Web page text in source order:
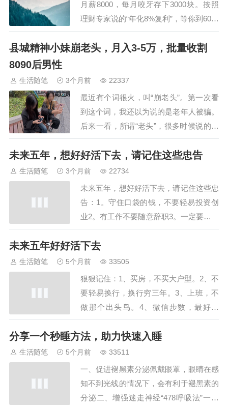
佛家叫“无…
月薪8000，每月咬牙存下3000块。按照
理财专家说的“年化8%复利”，等你到60岁
退休，你会有将近600万。600万啊，听
着是不是很激动？可你再看一眼日历。60
还能一口气爬上五楼不喘吗？还能带着心
县城精神小妹崩老头，月入3-5万，批量收割
8090后男性
生活随笔 3个月前 22337
最近有个词很火，叫“崩老头”。第一次看
到这个词，我还以为说的是老年人被骗。
后来一看，所谓“老头”，很多时候说的根
本就偏离了“大爷”这个原意，指向的是30
岁到50岁之间，有点收入、有点压力、有
点孤独的8090后男性。玩法也不复杂。一
个头像清纯、昵称软萌的女生加你好友，
每天给你发早安晚安，你朋友圈发点什…
未来五年，想好好活下去，请记住这些忠告
生活随笔 3个月前 22734
未来五年，想好好活下去，请记住这些忠
告：1。守住口袋的钱，不要轻易投资创
业2。有工作不要随意辞职3。一定要远离
超前的消费和网贷4。多做饭，少吃外卖
5。不要囤一些乱七八糟的东西，简易生
活6。衣服要少买，少而精7。按时睡觉，
不要熬夜，早睡早起8。不随便给任何人
做担保，即便是关系再好，也要守住自己
的底线9…
未来五年好好活下去
生活随笔 5个月前 33505
狠狠记住：1、买房，不买大户型。2、不
要轻易换行，换行穷三年。3、上班，不
做那个出头鸟。4、微信步数，最好关
掉。5、不要乱搞男女关系，自古奸情出
人命。6、钱，千万不要乱花，衣服，能
穿就不买新的。7、宁愿国企赚8000，也
不去私企10000。8、如今社会，哪怕你
有一丁点存款，不管是三五万也好，十几
万也…
分享一个秒睡方法，助力快速入睡
生活随笔 5个月前 33511
一、促进褪黑素分泌佩戴眼罩，眼睛在感
知不到光线的情况下，会有利于褪黑素的
分泌二、增强迷走神经“478呼吸法”一吸